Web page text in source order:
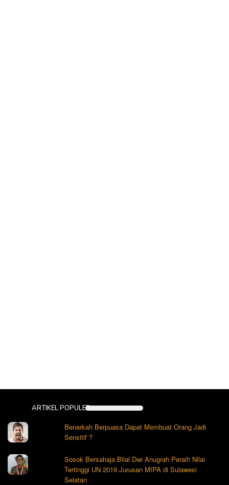
ARTIKEL POPULER
Benarkah Berpuasa Dapat Membuat Orang Jadi
Sensitif ?
Sosok Bersahaja Bilal Dwi Anugrah Peraih Nilai
Tertinggi UN 2019 Jurusan MIPA di Sulawesi
Selatan